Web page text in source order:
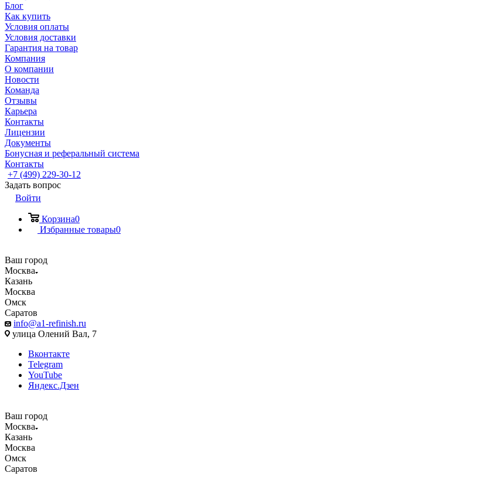
Блог
Как купить
Условия оплаты
Условия доставки
Гарантия на товар
Компания
О компании
Новости
Команда
Отзывы
Карьера
Контакты
Лицензии
Документы
Бонусная и реферальный система
Контакты
+7 (499) 229-30-12
Задать вопрос
Войти
Корзина0
Избранные товары0
Ваш город
Москва
Казань
Москва
Омск
Саратов
info@a1-refinish.ru
улица Олений Вал, 7
Вконтакте
Telegram
YouTube
Яндекс.Дзен
Ваш город
Москва
Казань
Москва
Омск
Саратов